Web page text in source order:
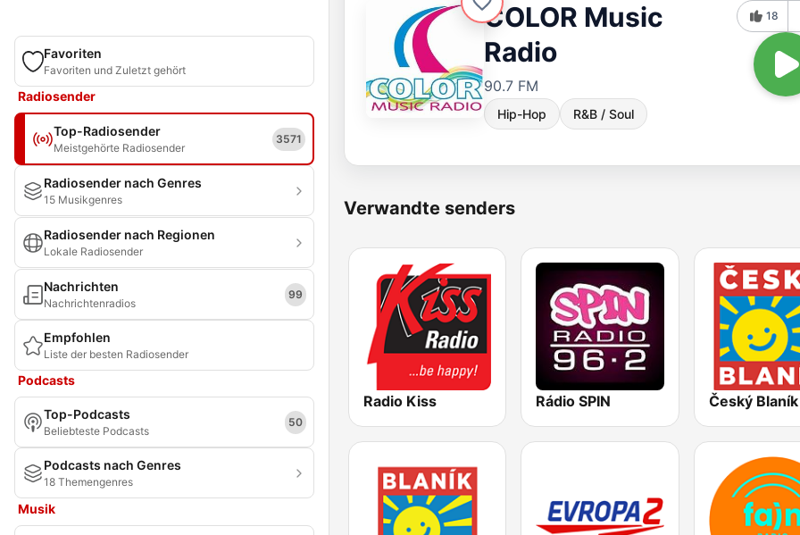
Favoriten
Favoriten und Zuletzt gehört
Radiosender
Top-Radiosender
Meistgehörte Radiosender
3571
Radiosender nach Genres
15 Musikgenres
Radiosender nach Regionen
Lokale Radiosender
Nachrichten
Nachrichtenradios
99
Empfohlen
Liste der besten Radiosender
Podcasts
Top-Podcasts
Beliebteste Podcasts
50
Podcasts nach Genres
18 Themengenres
Musik
COLOR Music
Radio
90.7 FM
Hip-Hop R&B / Soul
18
Verwandte senders
Radio Kiss Rádio SPIN Český Blaník